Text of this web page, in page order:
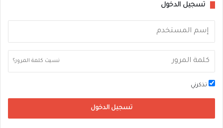
تسجيل الدخول
نسيت كلمة المرور؟
تذكرني
تسجيل الدخول